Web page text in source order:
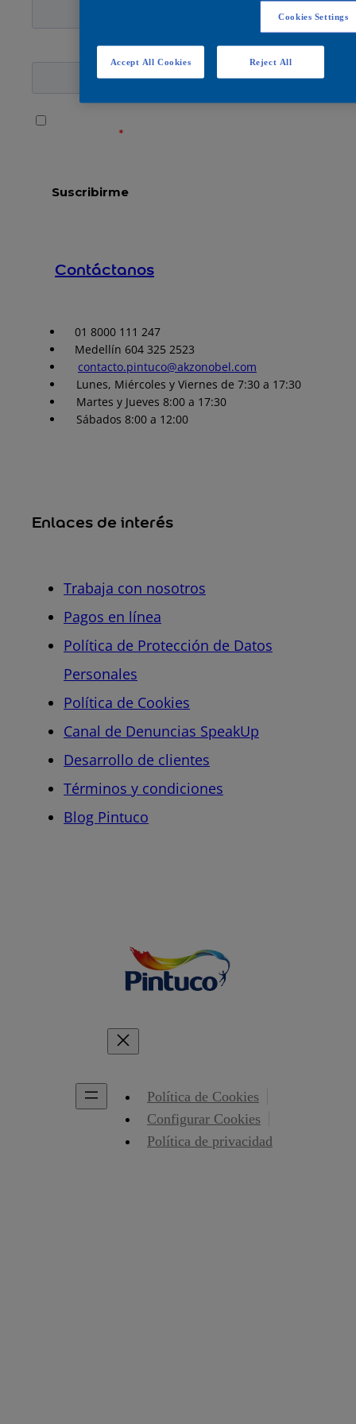
Contáctanos
01 8000 111 247
Medellín 604 325 2523
contacto.pintuco@akzonobel.com
Lunes, Miércoles y Viernes de 7:30 a 17:30
Martes y Jueves 8:00 a 17:30
Sábados 8:00 a 12:00
Enlaces de interés
Trabaja con nosotros
Pagos en línea
Política de Protección de Datos
Personales
Política de Cookies
Canal de Denuncias SpeakUp
Desarrollo de clientes
Términos y condiciones
Blog Pintuco
Política de Cookies
Configurar Cookies
Política de privacidad
Cookies Settings
Reject All
Accept All Cookies